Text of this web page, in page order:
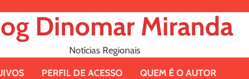
Dinomar Miranda
Notícias Regionais
PERFIL DE ACESSO QUEM É O AUTOR